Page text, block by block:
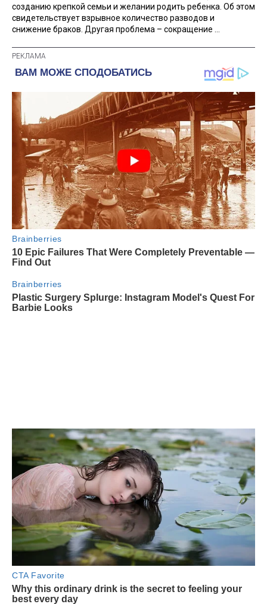
созданию крепкой семьи и желании родить ребенка. Об этом
свидетельствует взрывное количество разводов и
снижение браков. Другая проблема – сокращение ...